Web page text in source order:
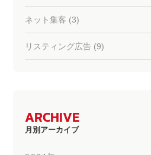
ネット集客 (3)
リスティング広告 (9)
ARCHIVE
月別アーカイブ